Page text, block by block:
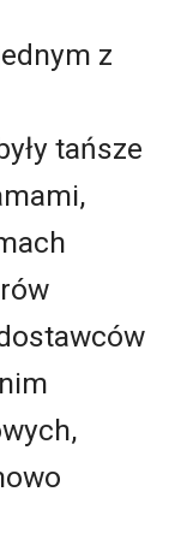
z
tańsze